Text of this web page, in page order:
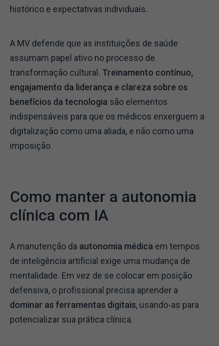
histórico e expectativas individuais.
A MV defende que as instituições de saúde
assumam papel ativo no processo de
transformação cultural. Treinamento contínuo,
engajamento da liderança e clareza sobre os
benefícios da tecnologia são elementos
indispensáveis para que os médicos enxerguem a
digitalização como uma aliada, e não como uma
imposição.
Como manter a autonomia
clínica com IA
A manutenção da autonomia médica em tempos
de inteligência artificial exige uma mudança de
mentalidade. Em vez de se colocar em posição
defensiva, o profissional precisa aprender a
dominar as ferramentas digitais, usando-as para
potencializar sua prática clínica.